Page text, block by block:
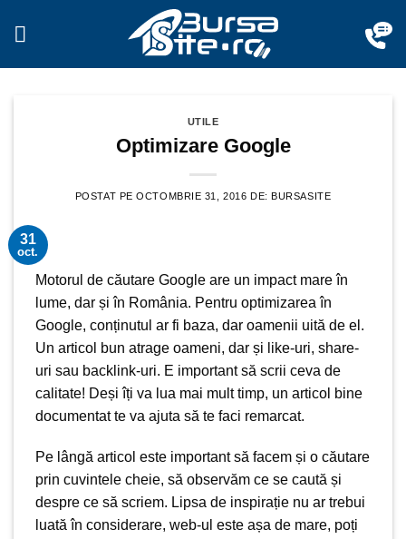
UTILE
Optimizare Google
POSTAT PEOCTOMBRIE 31, 2016 DE:BURSASITE
31
oct.
Motorul de căutare Google are un impact mare în
lume, dar și în România. Pentru optimizarea în
Google, conținutul ar fi baza, dar oamenii uită de el.
Un articol bun atrage oameni, dar și like-uri, share-
uri sau backlink-uri. E important să scrii ceva de
calitate! Deși îți va lua mai mult timp, un articol bine
documentat te va ajuta să te faci remarcat.
Pe lângă articol este important să facem și o căutare
prin cuvintele cheie, să observăm ce se caută și
despre ce să scriem. Lipsa de inspirație nu ar trebui
luată în considerare, web-ul este așa de mare, poți